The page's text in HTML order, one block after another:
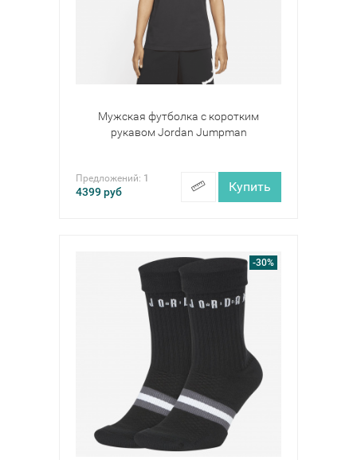
Мужская футболка с коротким
рукавом Jordan Jumpman
Предложений: 1
4399руб Купить
-30%